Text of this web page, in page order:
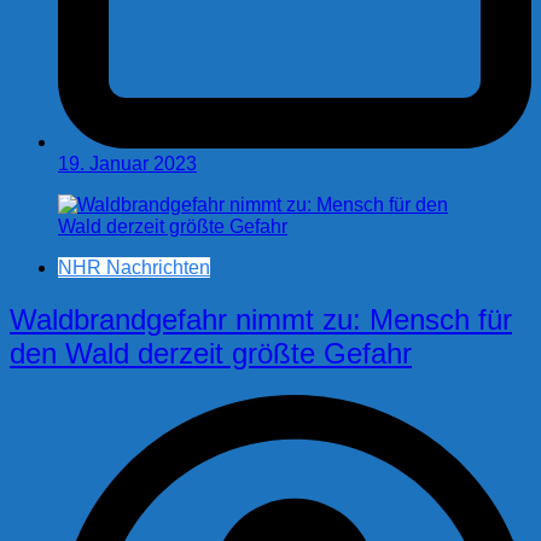
19. Januar 2023
NHR Nachrichten
Waldbrandgefahr nimmt zu: Mensch für
den Wald derzeit größte Gefahr